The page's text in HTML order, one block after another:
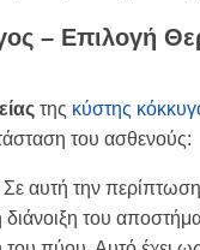
– Επιλογή
της κύστης
του ασθενούς:
Σε αυτή την
διάνοιξη του